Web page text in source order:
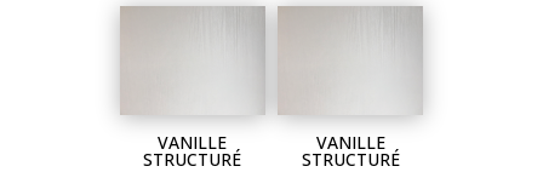
VANILLE
STRUCTURÉ
VANILLE
STRUCTURÉ